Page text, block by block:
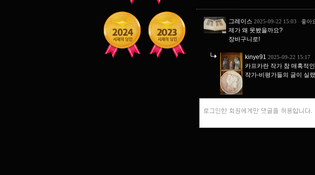
그레이스 2025-09-22 15:03 좋아
제가 왜 못봤을까요?
장바구니로!
kinye91 2025-09-22 15:17
카프카란 작가 참 매혹적
작가-비평가들의 글이 실